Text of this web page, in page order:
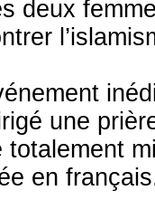
deux
une
en